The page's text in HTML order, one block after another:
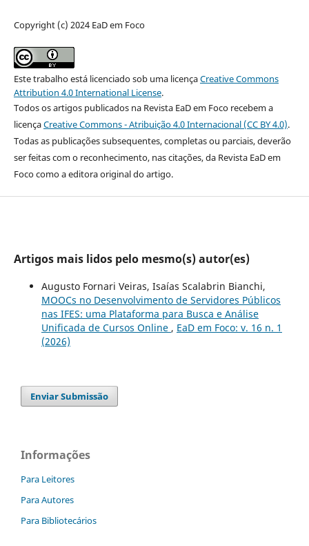
Copyright (c) 2024 EaD em Foco
Este trabalho está licenciado sob uma licençaCreative Commons
Attribution 4.0 International License.
Todos os artigos publicados na Revista EaD em Foco recebem a
licençaCreative Commons - Atribuição 4.0 Internacional (CC BY 4.0).
Todas as publicações subsequentes, completas ou parciais, deverão
ser feitas com o reconhecimento, nas citações, da Revista EaD em
Foco como a editora original do artigo.
Artigos mais lidos pelo mesmo(s) autor(es)
Augusto Fornari Veiras, Isaías Scalabrin Bianchi,
MOOCs no Desenvolvimento de Servidores Públicos
nas IFES: uma Plataforma para Busca e Análise
Unificada de Cursos Online , EaD em Foco: v. 16 n. 1
(2026)
Enviar Submissão
Informações
Para Leitores
Para Autores
Para Bibliotecários